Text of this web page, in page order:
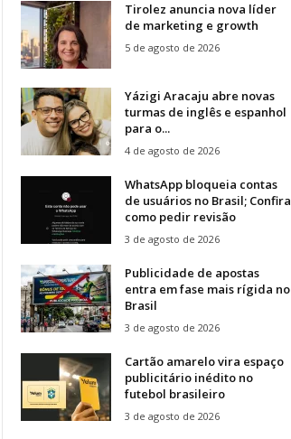
Tirolez anuncia nova líder
de marketing e growth
5 de agosto de 2026
Yázigi Aracaju abre novas
turmas de inglês e espanhol
para o...
4 de agosto de 2026
WhatsApp bloqueia contas
de usuários no Brasil; Confira
como pedir revisão
3 de agosto de 2026
Publicidade de apostas
entra em fase mais rígida no
Brasil
3 de agosto de 2026
Cartão amarelo vira espaço
publicitário inédito no
futebol brasileiro
3 de agosto de 2026